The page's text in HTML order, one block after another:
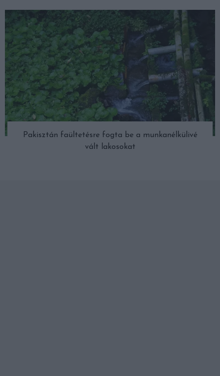
Pakisztán faültetésre fogta be a munkanélkülivé
vált lakosokat